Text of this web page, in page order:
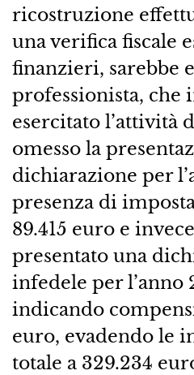
ricostruzione
una verifica fiscale
finanzieri, sarebbe
professionista, che
esercitato l’attività
omesso la
dichiarazione per
presenza di
89.415 euro e
presentato una
infedele per l’anno
indicando
euro, evadendo le
totale a 329.234